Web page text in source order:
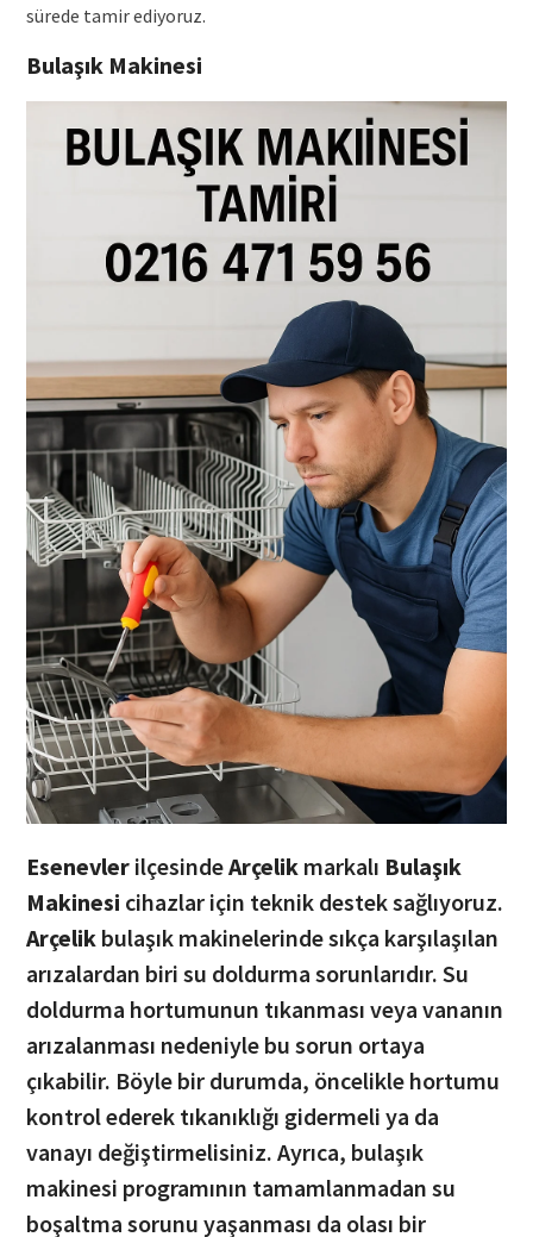
sürede tamir ediyoruz.
Bulaşık Makinesi
EsenevlerilçesindeArçelik markalı Bulaşık
Makinesi cihazlar için teknik destek sağlıyoruz.
Arçelik bulaşık makinelerinde sıkça karşılaşılan
arızalardan biri su doldurma sorunlarıdır. Su
doldurma hortumunun tıkanması veya vananın
arızalanması nedeniyle bu sorun ortaya
çıkabilir. Böyle bir durumda, öncelikle hortumu
kontrol ederek tıkanıklığı gidermeli ya da
vanayı değiştirmelisiniz. Ayrıca, bulaşık
makinesi programının tamamlanmadan su
boşaltma sorunu yaşanması da olası bir